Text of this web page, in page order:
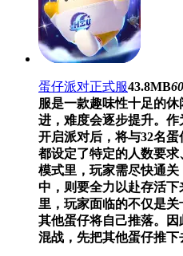
蛋仔派对正式服43.8MB
服是一款趣味性十足的
进，难度会逐步提升。
开启派对后，将与32名
都设定了特定的人数要
模式里，玩家需尽快通
中，则要全力以赴存活
里，玩家面临的不仅是
其他蛋仔将自己推落。
混战，先把其他蛋仔推下